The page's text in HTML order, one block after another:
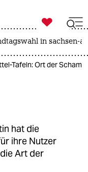

taz zahl ich
in sachsen-
Tafeln: Ort der Scham
hat die
ihre Nutzer
Art der